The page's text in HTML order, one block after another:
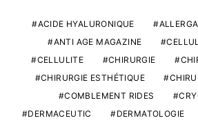
ACIDE HYALURONIQUE
ANTI AGE MAGAZINE
CELLULITE
CHIRURGIE
CHIRURGIE ESTHÉTIQUE
COMBLEMENT RIDES
DERMACEUTIC
DERMATOLOGIE